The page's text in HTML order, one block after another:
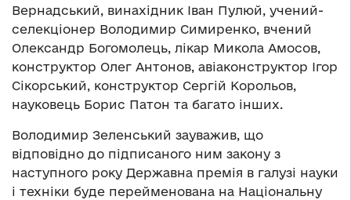
Вернадський, винахідник Іван Пулюй, учений-
селекціонер Володимир Симиренко, вчений
Олександр Богомолець, лікар Микола Амосов,
конструктор Олег Антонов, авіаконструктор Ігор
Сікорський, конструктор Сергій Корольов,
науковець Борис Патон та багато інших.
Володимир Зеленський зауважив, що
відповідно до підписаного ним закону з
наступного року Державна премія в галузі науки
і техніки буде перейменована на Національну